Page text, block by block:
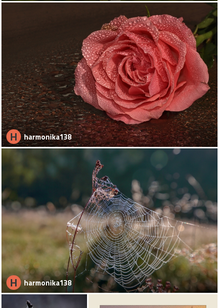
H harmonika138
H harmonika138